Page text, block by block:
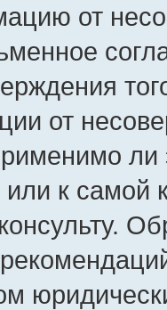
от
от
ли
к самой